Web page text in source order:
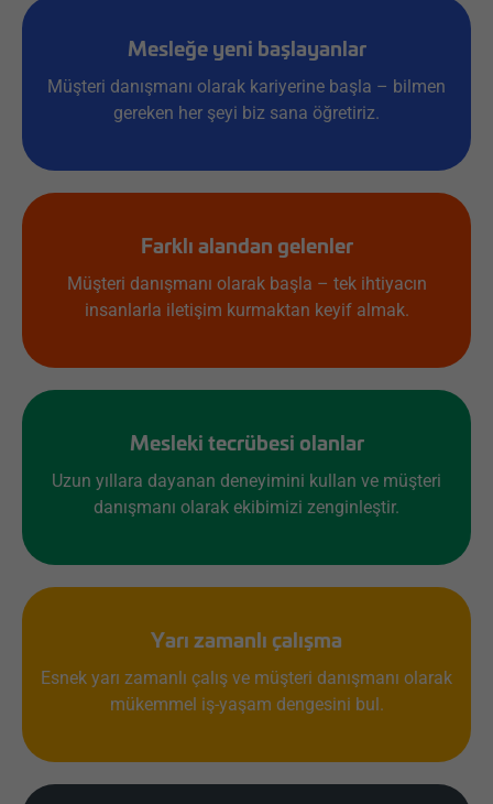
Mesleğe yeni başlayanlar
Müşteri danışmanı olarak kariyerine başla – bilmen
gereken her şeyi biz sana öğretiriz.
Farklı alandan gelenler
Müşteri danışmanı olarak başla – tek ihtiyacın
insanlarla iletişim kurmaktan keyif almak.
Mesleki tecrübesi olanlar
Uzun yıllara dayanan deneyimini kullan ve müşteri
danışmanı olarak ekibimizi zenginleştir.
Yarı zamanlı çalışma
Esnek yarı zamanlı çalış ve müşteri danışmanı olarak
mükemmel iş-yaşam dengesini bul.